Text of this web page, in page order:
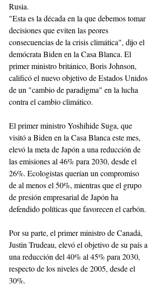
Rusia.
"Esta es la década en la que debemos tomar
decisiones que eviten las peores
consecuencias de la crisis climática", dijo el
demócrata Biden en la Casa Blanca. El
primer ministro británico, Boris Johnson,
calificó el nuevo objetivo de Estados Unidos
de un "cambio de paradigma" en la lucha
contra el cambio climático.
El primer ministro Yoshihide Suga, que
visitó a Biden en la Casa Blanca este mes,
elevó la meta de Japón a una reducción de
las emisiones al 46% para 2030, desde el
26%. Ecologistas querían un compromiso
de al menos el 50%, mientras que el grupo
de presión empresarial de Japón ha
defendido políticas que favorecen el carbón.
Por su parte, el primer ministro de Canadá,
Justin Trudeau, elevó el objetivo de su país a
una reducción del 40% al 45% para 2030,
respecto de los niveles de 2005, desde el
30%.